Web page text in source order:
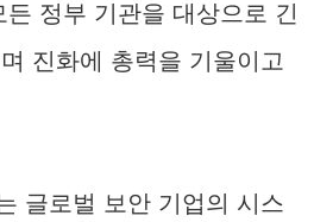
정부 기관을 대상으로 긴
진화에 총력을 기울이고
글로벌 보안 기업의 시스